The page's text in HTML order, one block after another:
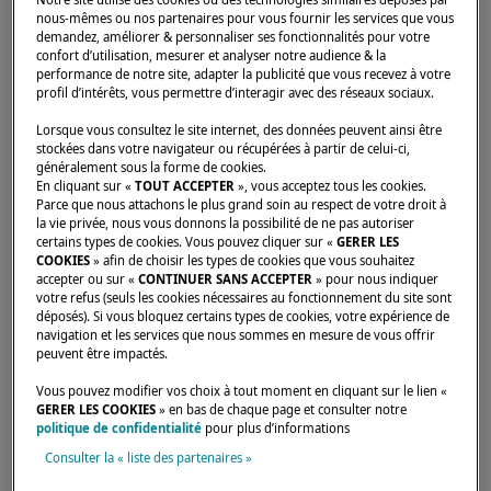
Accueil Concessionnaires EURO-VOILES
nous-mêmes ou nos partenaires pour vous fournir les services que vous
demandez, améliorer & personnaliser ses fonctionnalités pour votre
confort d’utilisation, mesurer et analyser notre audience & la
performance de notre site, adapter la publicité que vous recevez à votre
profil d’intérêts, vous permettre d’interagir avec des réseaux sociaux.
Lorsque vous consultez le site internet, des données peuvent ainsi être
stockées dans votre navigateur ou récupérées à partir de celui-ci,
généralement sous la forme de cookies.
En cliquant sur «TOUT ACCEPTER », vous acceptez tous les cookies.
Parce que nous attachons le plus grand soin au respect de votre droit à
la vie privée, nous vous donnons la possibilité de ne pas autoriser
certains types de cookies. Vous pouvez cliquer sur «GERER LES
COOKIES » afin de choisir les types de cookies que vous souhaitez
accepter ou sur «CONTINUER SANS ACCEPTER » pour nous indiquer
votre refus (seuls les cookies nécessaires au fonctionnement du site sont
déposés). Si vous bloquez certains types de cookies, votre expérience de
navigation et les services que nous sommes en mesure de vous offrir
peuvent être impactés.
Vous pouvez modifier vos choix à tout moment en cliquant sur le lien «
GERER LES COOKIES » en bas de chaque page et consulter notre
politique de confidentialité pour plus d’informations
Consulter la « liste des partenaires »